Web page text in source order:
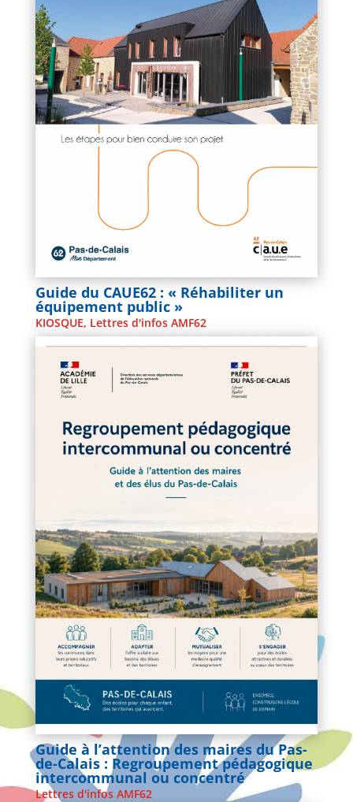
Guide du CAUE62 : « Réhabiliter un
équipement public »
KIOSQUE, Lettres d'infos AMF62
Guide à l’attention des maires du Pas-
de-Calais : Regroupement pédagogique
intercommunal ou concentré
Lettres d'infos AMF62